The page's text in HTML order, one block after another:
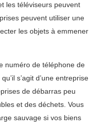
les téléviseurs peuvent
peuvent utiliser une
les objets à emmener
numéro de téléphone de
s’agit d’une entreprise
de débarras peu
et des déchets. Vous
sauvage si vos biens